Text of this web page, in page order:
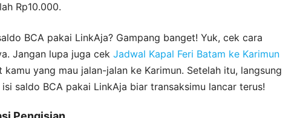
Rp10.000.
BCA pakai LinkAja? Gampang banget! Yuk, cek cara
Jangan lupa juga cek Jadwal Kapal Feri Batam ke Karimun
kamu yang mau jalan-jalan ke Karimun. Setelah itu, langsung
saldo BCA pakai LinkAja biar transaksimu lancar terus!